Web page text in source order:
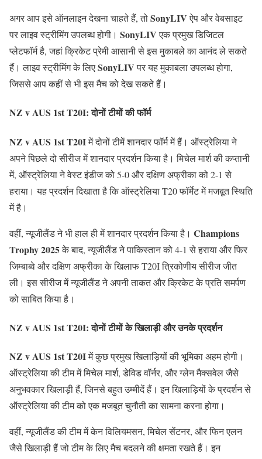
अगर आप इसे ऑनलाइन देखना चाहते हैं, तोSonyLIVऐप और वेबसाइट
पर लाइव स्ट्रीमिंग उपलब्ध होगी। SonyLIVएक प्रमुख डिजिटल
प्लेटफॉर्म है, जहां क्रिकेट प्रेमी आसानी से इस मुकाबले का आनंद ले सकते
हैं। लाइव स्ट्रीमिंग के लिएSonyLIVपर यह मुकाबला उपलब्ध होगा,
जिससे आप कहीं से भी इस मैच को देख सकते हैं।
NZ v AUS 1st T20I: दोनों टीमों की फॉर्म
NZ v AUS 1st T20Iमें दोनों टीमें शानदार फॉर्म में हैं। ऑस्ट्रेलिया ने
अपने पिछले दो सीरीज में शानदार प्रदर्शन किया है। मिचेल मार्श की कप्तानी
में, ऑस्ट्रेलिया ने वेस्ट इंडीज को 5-0 और दक्षिण अफ्रीका को 2-1 से
हराया। यह प्रदर्शन दिखाता है कि ऑस्ट्रेलिया T20 फॉर्मेट में मजबूत स्थिति
में है।
वहीं, न्यूजीलैंड ने भी हाल ही में शानदार प्रदर्शन किया है। Champions
Trophy 2025के बाद, न्यूजीलैंड ने पाकिस्तान को 4-1 से हराया और फिर
जिम्बाब्वे और दक्षिण अफ्रीका के खिलाफ T20I त्रिकोणीय सीरीज जीत
ली। इस सीरीज में न्यूजीलैंड ने अपनी ताकत और क्रिकेट के प्रति समर्पण
को साबित किया है।
NZ v AUS 1st T20I: दोनों टीमों के खिलाड़ी और उनके प्रदर्शन
NZ v AUS 1st T20Iमें कुछ प्रमुख खिलाड़ियों की भूमिका अहम होगी।
ऑस्ट्रेलिया की टीम में मिचेल मार्श, डेविड वॉर्नर, और ग्लेन मैक्सवेल जैसे
अनुभवकार खिलाड़ी हैं, जिनसे बहुत उम्मीदें हैं। इन खिलाड़ियों के प्रदर्शन से
ऑस्ट्रेलिया की टीम को एक मजबूत चुनौती का सामना करना होगा।
वहीं, न्यूजीलैंड की टीम में केन विलियमसन, मिचेल सेंटनर, और फिन एलन
जैसे खिलाड़ी हैं जो टीम के लिए मैच बदलने की क्षमता रखते हैं। इन